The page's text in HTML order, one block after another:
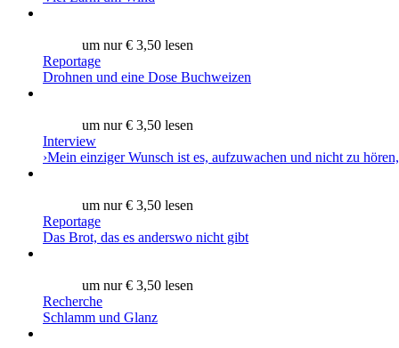
um nur € 3,50 lesen
Reportage
Drohnen und eine Dose Buchweizen
um nur € 3,50 lesen
Interview
›Mein einziger Wunsch ist es, aufzuwachen und nicht zu
um nur € 3,50 lesen
Reportage
Das Brot, das es anderswo nicht gibt
um nur € 3,50 lesen
Recherche
Schlamm und Glanz